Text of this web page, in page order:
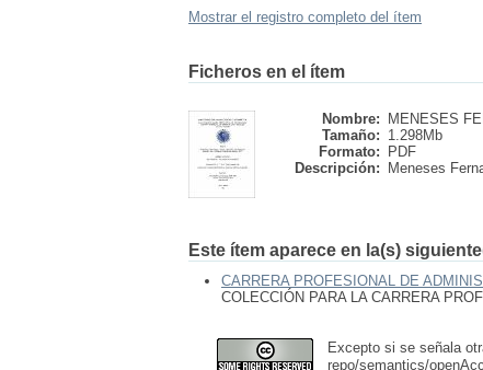
Mostrar el registro completo del ítem
Ficheros en el ítem
Nombre:
MENESES
Tamaño: 1.298Mb
Formato:
PDF
Descripción:
Meneses
Este ítem aparece en la(s)
CARRERA PROFESIONAL DE
COLECCIÓN PARA LA CARRERA
Excepto si se señala
repo/semantics/